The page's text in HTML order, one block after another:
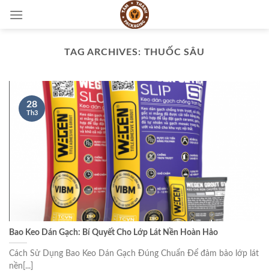
TAG ARCHIVES: THUỐC SÂU
Bao Keo Dán Gạch: Bí Quyết Cho Lớp Lát Nền Hoàn Hảo
Cách Sử Dụng Bao Keo Dán Gạch Đúng Chuẩn Để đảm bảo lớp lát
nền[...]
28
Th3